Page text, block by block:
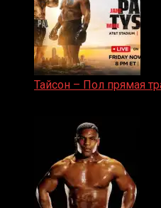
Тайсон – Пол прямая